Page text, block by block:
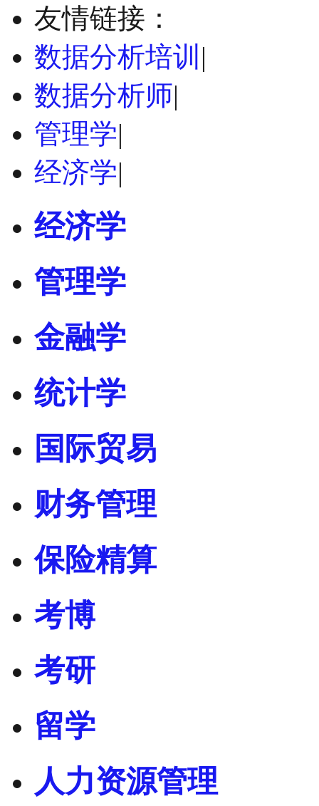
友情链接：
数据分析培训 |
数据分析师|
管理学|
经济学|
经济学
管理学
金融学
统计学
国际贸易
财务管理
保险精算
考博
考研
留学
人力资源管理